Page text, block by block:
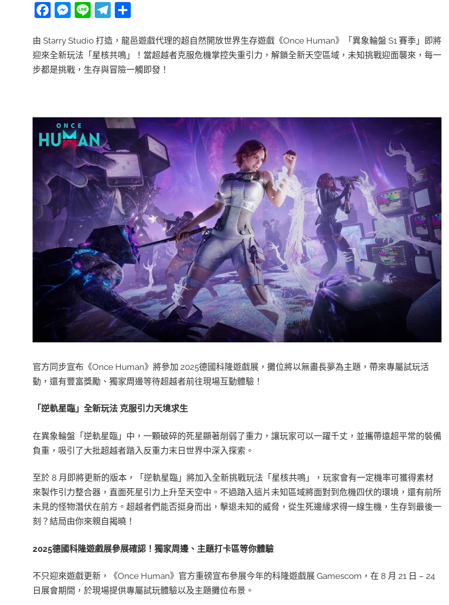
Facebook
Messenger
LineTelegram
分
由 Starry Studio 打造，龍邑遊戲代理的超自然開放世界生存遊戲《Once Human》「異象輪盤 S1 賽季」即將
迎來全新玩法「星核共鳴」！當超越者克服危機掌控失重引力，解鎖全新天空區域，未知挑戰迎面襲來，每一
步都是挑戰，生存與冒險一觸即發！
官方同步宣布《Once Human》將參加 2025德國科隆遊戲展，攤位將以無盡長夢為主題，帶來專屬試玩活
動，還有豐富獎勵、獨家周邊等待超越者前往現場互動體驗！
「逆軌星臨」全新玩法 克服引力天境求生
在異象輪盤「逆軌星臨」中，一顆破碎的死星顯著削弱了重力，讓玩家可以一躍千丈，並攜帶遠超平常的裝備
負重，吸引了大批超越者踏入反重力末日世界中深入探索。
至於 8 月即將更新的版本，「逆軌星臨」將加入全新挑戰玩法「星核共鳴」，玩家會有一定機率可獲得素材
來製作引力整合器，直面死星引力上升至天空中。不過踏入這片未知區域將面對到危機四伏的環境，還有前所
未見的怪物潛伏在前方。超越者們能否挺身而出，擊退未知的威脅，從生死邊緣求得一線生機，生存到最後一
刻？結局由你來親自揭曉！
2025德國科隆遊戲展參展確認！獨家周邊、主題打卡區等你體驗
不只迎來遊戲更新，《Once Human》官方重磅宣布參展今年的科隆遊戲展 Gamescom，在 8 月 21 日 – 24
日展會期間，於現場提供專屬試玩體驗以及主題攤位布景。